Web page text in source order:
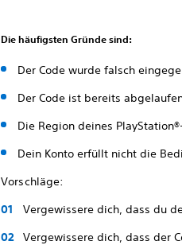
Die häufigsten Gründe sind:
Der Code wurde falsch
Der Code ist bereits
Die Region deines
Dein Konto erfüllt nicht die
Vorschläge:
Vergewissere dich, dass du
Vergewissere dich, dass der